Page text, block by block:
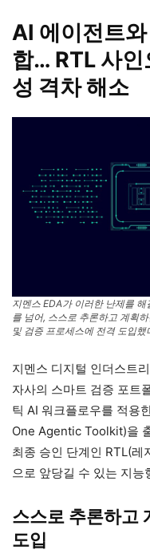
AI 에이전트
합… RTL 사인
성 격차 해소
지멘스 EDA가 이러한 난제를
를 넘어, 스스로 추론하고 계획
및 검증 프로세스에 전격 도입
지멘스 디지털 인더스트
자사의 스마트 검증 포트
틱 AI 워크플로우를 적용
One Agentic Toolkit)을
최종 승인 단계인 RTL(레
으로 앞당길 수 있는 지
스스로 추론하고
도입